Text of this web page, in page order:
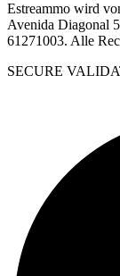
Estreammo wird
Avenida Diagonal
61271003. Alle
SECURE